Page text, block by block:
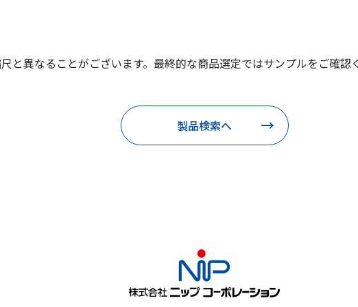
異なることがございます。最終的な商品選定ではサンプルをご確認
製品検索へ